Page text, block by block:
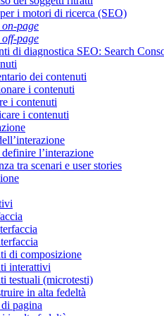
i motori di ricerca (SEO)
on-page
off-page
di diagnostica SEO: Search
dei contenuti
i contenuti
i contenuti
i contenuti
l’interazione
tra scenari e user stories
di composizione
interattivi
testuali (microtesti)
in alta fedeltà
pagina